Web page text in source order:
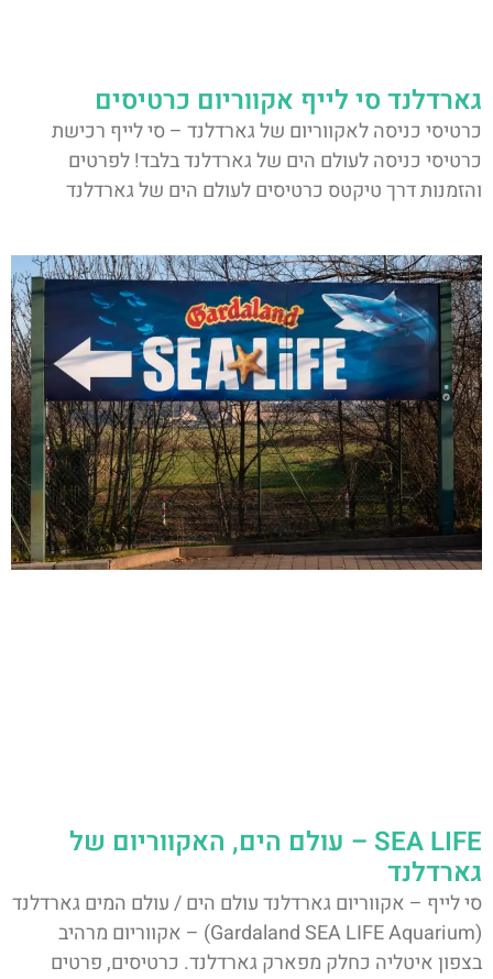
גארדלנד סי לייף אקווריום כרטיסים
כרטיסי כניסה לאקווריום של גארדלנד – סי לייף רכישת
כרטיסי כניסה לעולם הים של גארדלנד בלבד! לפרטים
והזמנות דרך טיקטס כרטיסים לעולם הים של גארדלנד
SEA LIFE – עולם הים, האקווריום של
גארדלנד
סי לייף – אקווריום גארדלנד עולם הים / עולם המים גארדלנד
(Gardaland SEA LIFE Aquarium) – אקווריום מרהיב
בצפון איטליה כחלק מפארק גארדלנד. כרטיסים, פרטים